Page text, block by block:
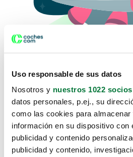
Uso responsable de sus datos
Nosotros y nuestros 1022 socios
datos personales, p.ej., su
como las cookies para
información en su dispositivo con
publicidad y contenido
publicidad y contenido,
Lo sentimos, no
te hemos traido